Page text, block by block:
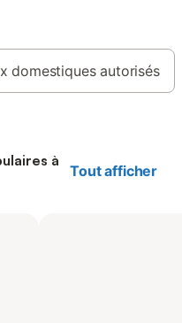
domestiques autorisés
à
Tout afficher